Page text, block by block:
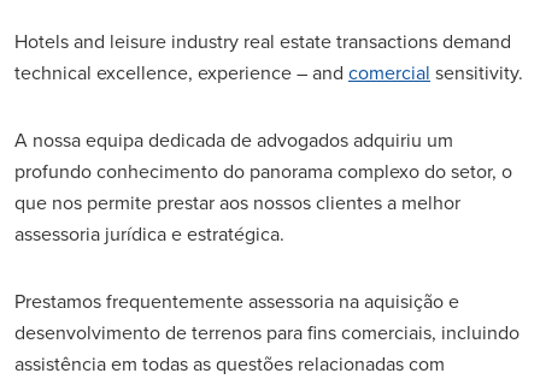
Hotels and leisure industry real estate transactions demand
technical excellence, experience – and comercial sensitivity.
A nossa equipa dedicada de advogados adquiriu um
profundo conhecimento do panorama complexo do setor, o
que nos permite prestar aos nossos clientes a melhor
assessoria jurídica e estratégica.
Prestamos frequentemente assessoria na aquisição e
desenvolvimento de terrenos para fins comerciais, incluindo
assistência em todas as questões relacionadas com